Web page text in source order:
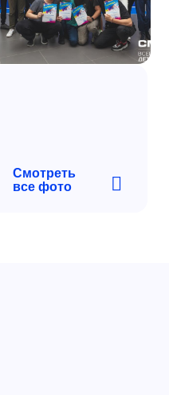
Смотреть
все фото